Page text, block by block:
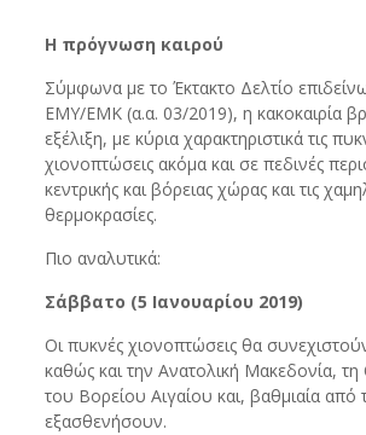
Η πρόγνωση καιρού
Σύμφωνα με το Έκτακτο Δελτίο
ΕΜΥ/ΕΜΚ (α.α. 03/2019), η κακοκαιρία
εξέλιξη, με κύρια χαρακτηριστικά τις
χιονοπτώσεις ακόμα και σε πεδινές
κεντρικής και βόρειας χώρας και τις
θερμοκρασίες.
Πιο αναλυτικά:
Σάββατο (5 Ιανουαρίου 2019)
Οι πυκνές χιονοπτώσεις θα
καθώς και την Ανατολική Μακεδονία,
του Βορείου Αιγαίου και, βαθμιαία από
εξασθενήσουν.